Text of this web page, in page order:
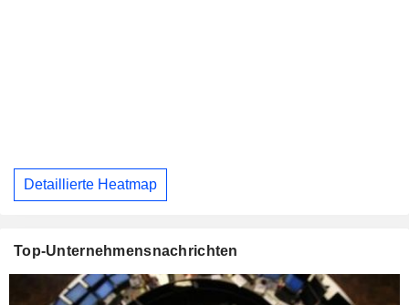
Detaillierte Heatmap
Top-Unternehmensnachrichten